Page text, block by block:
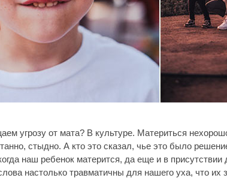
угрозу от мата? В культуре. Материться
стыдно. А кто это сказал, чье это было
наш ребенок матерится, да еще и в присутствии
настолько травматичны для нашего уха, что их